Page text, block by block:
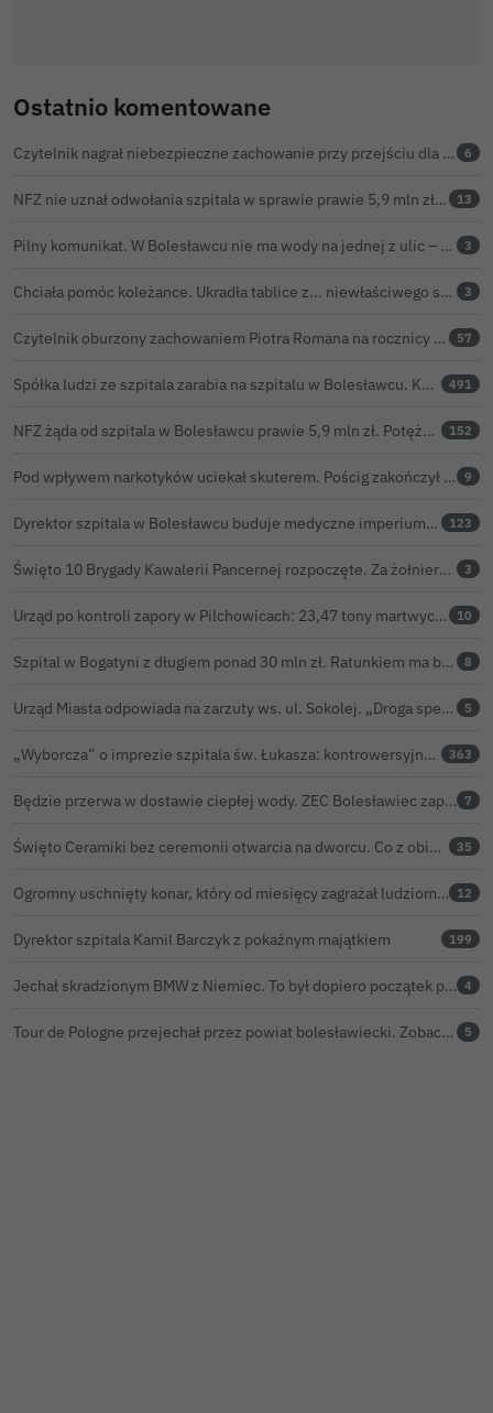
Ostatnio komentowane
Czytelnik nagrał niebezpieczne zachowanie przy przejściu dla pieszych w Bolesławcu 6
NFZ nie uznał odwołania szpitala w sprawie prawie 5,9 mln zł. Barczyk: rozważamy sąd 13
Pilny komunikat. W Bolesławcu nie ma wody na jednej z ulic – trwa usuwanie awarii 3
Chciała pomóc koleżance. Ukradła tablice z... niewłaściwego samochodu 3
Czytelnik oburzony zachowaniem Piotra Romana na rocznicy prezydentury Karola Nawrockiego. Obejrzeliśmy nagranie 57
Spółka ludzi ze szpitala zarabia na szpitalu w Bolesławcu. Kwoty pozostają tajne 491
NFZ żąda od szpitala w Bolesławcu prawie 5,9 mln zł. Potężny cios po kontroli rozliczeń 152
Pod wpływem narkotyków uciekał skuterem. Pościg zakończył w polu kukurydzy 9
Dyrektor szpitala w Bolesławcu buduje medyczne imperium. „Gazeta Wyborcza” opisuje jego działalność w całej Polsce 123
Święto 10 Brygady Kawalerii Pancernej rozpoczęte. Za żołnierzami pierwszy dzień uroczystości 3
Urząd po kontroli zapory w Pilchowicach: 23,47 tony martwych ryb i zawiadomienie do prokuratury 10
Szpital w Bogatyni z długiem ponad 30 mln zł. Ratunkiem ma być połączenie z Bolesławcem 8
Urząd Miasta odpowiada na zarzuty ws. ul. Sokolej. „Droga spełnia wszystkie normy” 5
„Wyborcza” o imprezie szpitala św. Łukasza: kontrowersyjna gala dla pracowników 363
Będzie przerwa w dostawie ciepłej wody. ZEC Bolesławiec zapowiada prace remontowe 7
Święto Ceramiki bez ceremonii otwarcia na dworcu. Co z obietnicą prezydenta Bolesławca? 35
Ogromny uschnięty konar, który od miesięcy zagrażał ludziom w Bolesławcu, wycięty 12
Dyrektor szpitala Kamil Barczyk z pokaźnym majątkiem 199
Jechał skradzionym BMW z Niemiec. To był dopiero początek problemów 33-latka 4
Tour de Pologne przejechał przez powiat bolesławiecki. Zobacz wideo z Zebrzydowej 5